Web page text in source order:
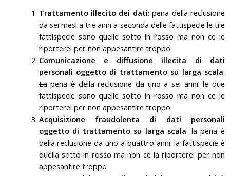
Trattamento illecito dei dati: pena della reclusione
da sei mesi a tre anni a seconda delle fattispecie le tre
fattispecie sono quelle sotto in rosso ma non ce le
riporterei per non appesantire troppo
Comunicazione e diffusione illecita di dati
personali oggetto di trattamento su larga scala:
Lapena èdella reclusione da uno a sei anni. le due
fattispecie sono quelle sotto in rosso ma non ce le
riporterei per non appesantire troppo
Acquisizione fraudolenta di dati personali
oggetto di trattamento su larga scala: la pena è
della reclusione da uno a quattro anni. la fattispecie è
quella sotto in rosso ma non ce la riporterei per non
appesantire troppo